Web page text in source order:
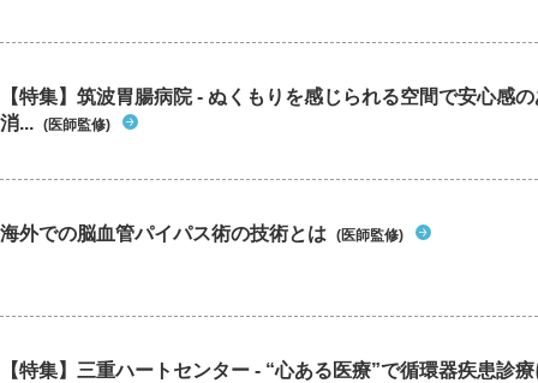
【特集】筑波胃腸病院 - ぬくもりを感じられる空間で安心感
消... (医師監修)
海外での脳血管パイパス術の技術とは (医師監修)
【特集】三重ハートセンター - “心ある医療”で循環器疾患診